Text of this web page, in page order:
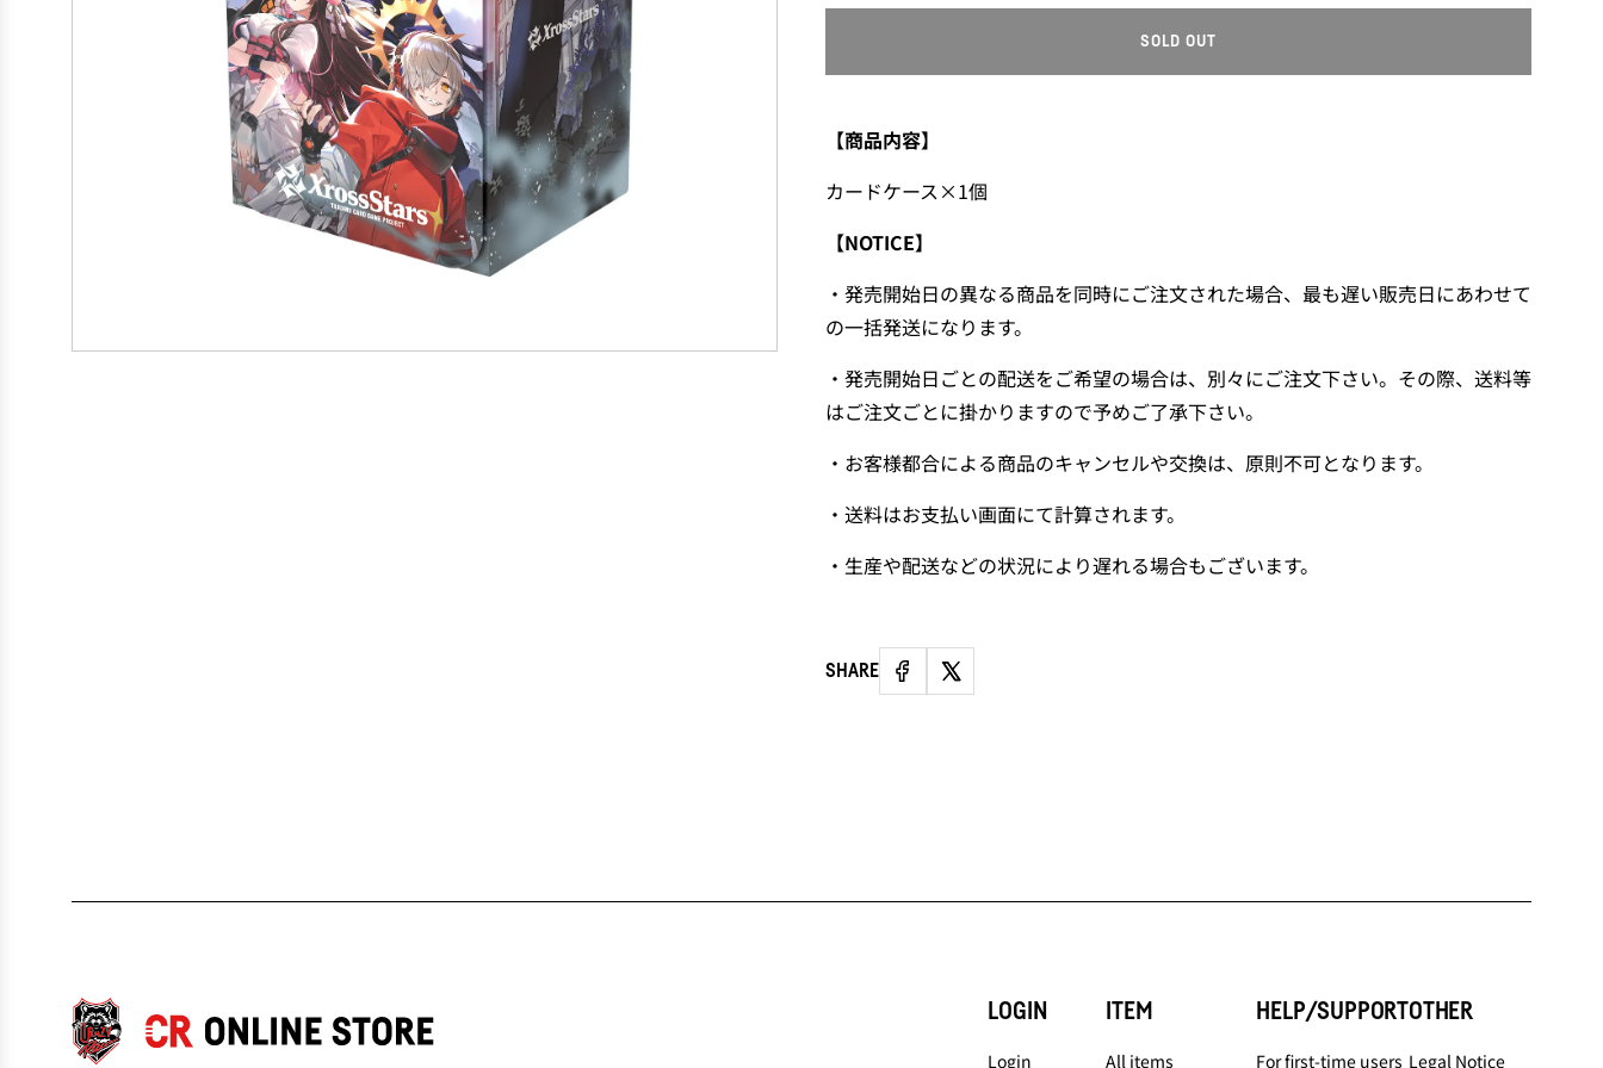
SOLD OUT
O
.
【商品内容】
カードケース×1個
【NOTICE】
・発売開始日の異なる商品を同時にご注文された場合、最も遅い販売日にあわせて
の一括発送になります。
・発売開始日ごとの配送をご希望の場合は、別々にご注文下さい。その際、送料等
はご注文ごとに掛かりますので予めご了承下さい。
・お客様都合による商品のキャンセルや交換は、原則不可となります。
・送料はお支払い画面にて計算されます。
・生産や配送などの状況により遅れる場合もございます。
SHARE
LOGIN
Login
ITEM
All items
HELP/SUPPORT
For first-time users
OTHER
Legal Notice